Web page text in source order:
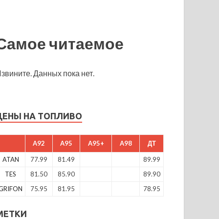
читаемое
Данных пока нет.
НА ТОПЛИВО
A92 A95 A95+ A98 ДТ
ATAN 77.99 81.49
89.99
TES
81.50 85.90
89.90
75.95 81.95 78.95